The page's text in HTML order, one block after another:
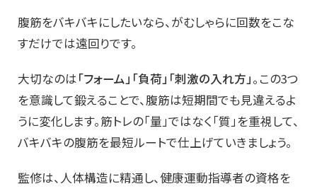
腹筋をバキバキにしたいなら、がむしゃらに回数をこな
すだけでは遠回りです。
大切なのは「フォーム」「負荷」「刺激の入れ方」。この3つ
を意識して鍛えることで、腹筋は短期間でも見違えるよ
うに変化します。筋トレの「量」ではなく「質」を重視して、
バキバキの腹筋を最短ルートで仕上げていきましょう。
監修は、人体構造に精通し、健康運動指導者の資格を